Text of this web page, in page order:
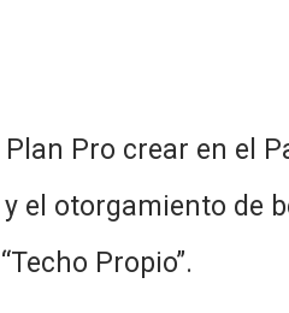
Plan Pro crear en el
el otorgamiento de
Propio”.